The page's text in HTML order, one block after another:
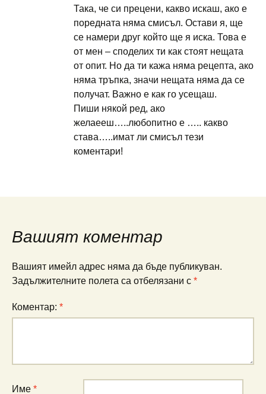
Така, че си прецени, какво искаш, ако е
поредната няма смисъл. Остави я, ще
се намери друг който ще я иска. Това е
от мен – споделих ти как стоят нещата
от опит. Но да ти кажа няма рецепта, ако
няма тръпка, значи нещата няма да се
получат. Важно е как го усещаш.
Пиши някой ред, ако
желаееш…..любопитно е ….. какво
става…..имат ли смисъл тези
коментари!
Вашият коментар
Вашият имейл адрес няма да бъде публикуван.
Задължителните полета са отбелязани с *
Коментар: *
Име *